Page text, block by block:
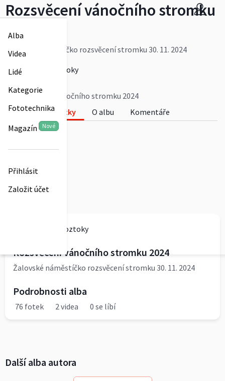
Alba
Videa
Lidé
Kategorie
Fototechnika
Magazín Nové
Přihlásit
Založit účet
Rozsvěcení vánočního stromku
2024
Žalovské náměstíčko rozsvěcení stromku 30. 11. 2024
Více
carodejniceroztoky
Rozsvěcení vánočního stromku 2024
Fotky
O albu
Komentáře
0
carodejniceroztoky
Rozsvěcení vánočního stromku 2024
Žalovské náměstíčko rozsvěcení stromku 30. 11. 2024
Podrobnosti alba
76 fotek 2 videa 0 se líbí
Další alba autora